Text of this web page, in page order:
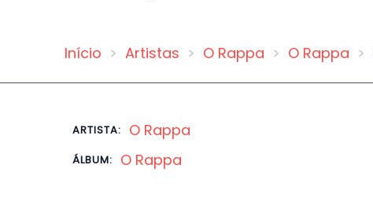
Trilha
navegação
Início Artistas O Rappa O Rappa
ARTISTA: O Rappa
ÁLBUM: O Rappa